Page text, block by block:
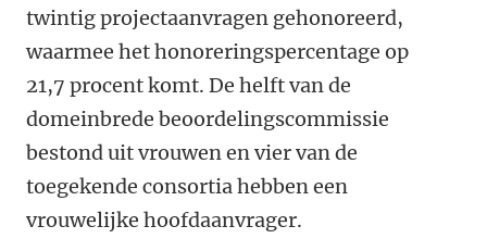
twintig projectaanvragen gehonoreerd,
waarmee het honoreringspercentage op
21,7 procent komt. De helft van de
domeinbrede beoordelingscommissie
bestond uit vrouwen en vier van de
toegekende consortia hebben een
vrouwelijke hoofdaanvrager.